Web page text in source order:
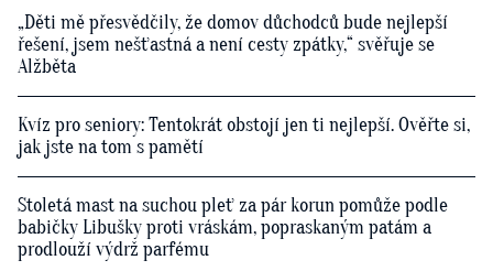
„Děti mě přesvědčily, že domov důchodců bude nejlepší
řešení, jsem nešťastná a není cesty zpátky,“ svěřuje se
Alžběta
Kvíz pro seniory: Tentokrát obstojí jen ti nejlepší. Ověřte si,
jak jste na tom s pamětí
Stoletá mast na suchou pleť za pár korun pomůže podle
babičky Libušky proti vráskám, popraskaným patám a
prodlouží výdrž parfému